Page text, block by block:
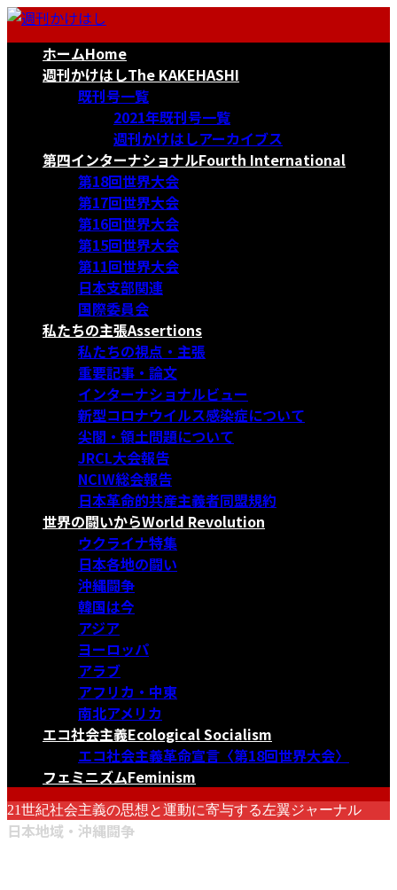
コ
ナ
ホームHome
週刊かけはしThe KAKEHASHI
既刊号一覧
2021年既刊号一覧
週刊かけはしアーカイブス
第四インターナショナルFourth International
第18回世界大会
第17回世界大会
第16回世界大会
第15回世界大会
第11回世界大会
日本支部関連
国際委員会
私たちの主張Assertions
私たちの視点・主張
重要記事・論文
インターナショナルビュー
新型コロナウイルス感染症について
尖閣・領土問題について
JRCL大会報告
NCIW総会報告
日本革命的共産主義者同盟規約
世界の闘いからWorld Revolution
ウクライナ特集
日本各地の闘い
沖縄闘争
韓国は今
アジア
ヨーロッパ
アラブ
アフリカ・中東
南北アメリカ
エコ社会主義Ecological Socialism
エコ社会主義革命宣言〈第18回世界大会〉
フェミニズムFeminism
21世紀社会主義の思想と運動に寄与する左翼ジャーナル
日本地域・沖縄闘争